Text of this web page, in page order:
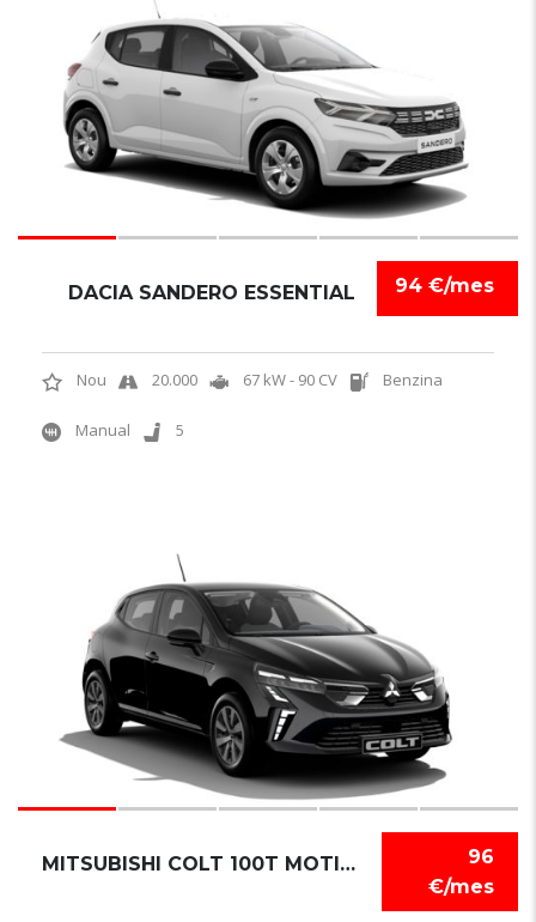
94 €/mes
DACIA SANDERO ESSENTIAL
Nou 20.000 67 kW - 90 CV Benzina
Manual 5
96
€/mes
MITSUBISHI COLT 100T MOTION